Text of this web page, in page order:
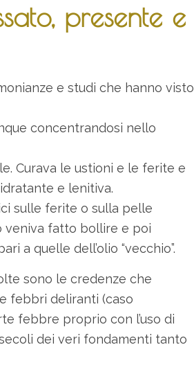
presente e
e studi che hanno visto
concentrandosi nello
Curava le ustioni e le ferite e
e lenitiva.
sulle ferite o sulla pelle
veniva fatto bollire e poi
a quelle dell’olio “vecchio”.
sono le credenze che
febbri deliranti (caso
febbre proprio con l’uso di
dei veri fondamenti tanto